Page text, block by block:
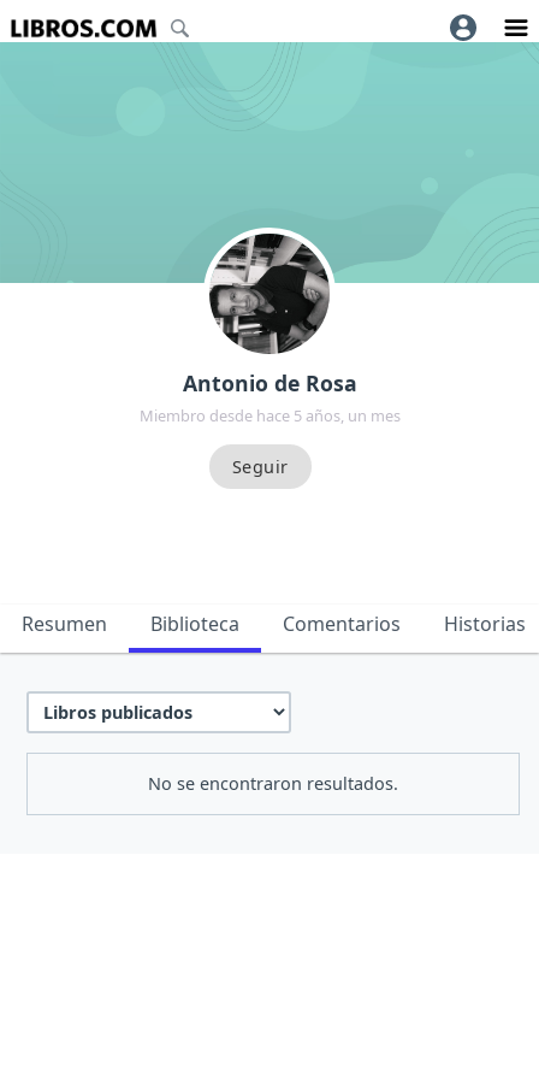
Antonio de Rosa
Miembro desde hace 5 años, un mes
Resumen Biblioteca Comentarios Historias
No se encontraron resultados.